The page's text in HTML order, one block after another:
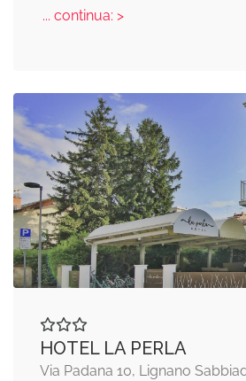
... continua: >
HOTEL LA PERLA
Via Padana 10, Lignano